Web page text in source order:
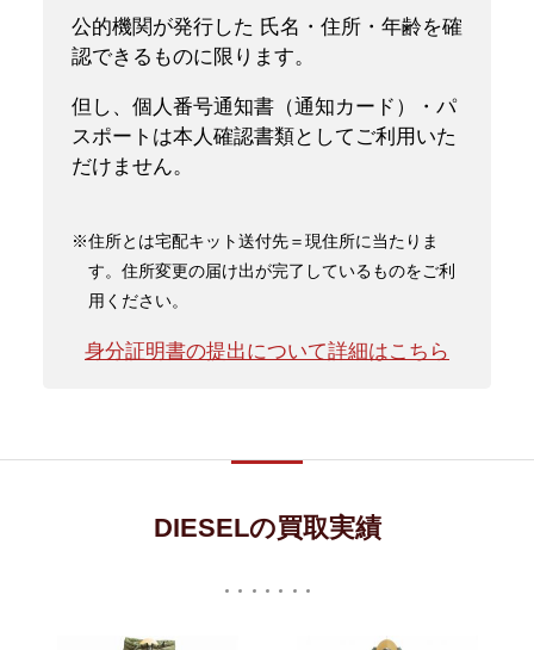
公的機関が発行した 氏名・住所・年齢を確
認できるものに限ります。
但し、個人番号通知書（通知カード）・パ
スポートは本人確認書類としてご利用いた
だけません。
※住所とは宅配キット送付先＝現住所に当たりま
す。住所変更の届け出が完了しているものをご利
用ください。
身分証明書の提出について詳細はこちら
DIESELの買取実績